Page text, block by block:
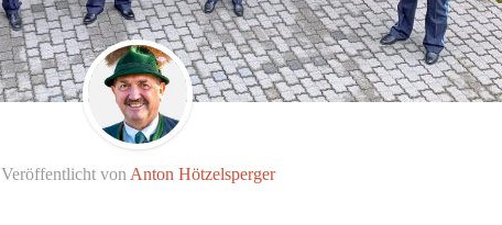
Veröffentlicht von Anton Hötzelsperger